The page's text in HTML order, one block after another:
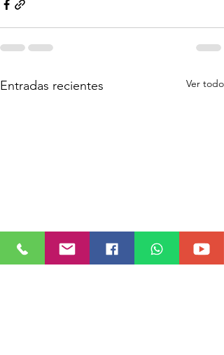
Entradas recientes Ver todo